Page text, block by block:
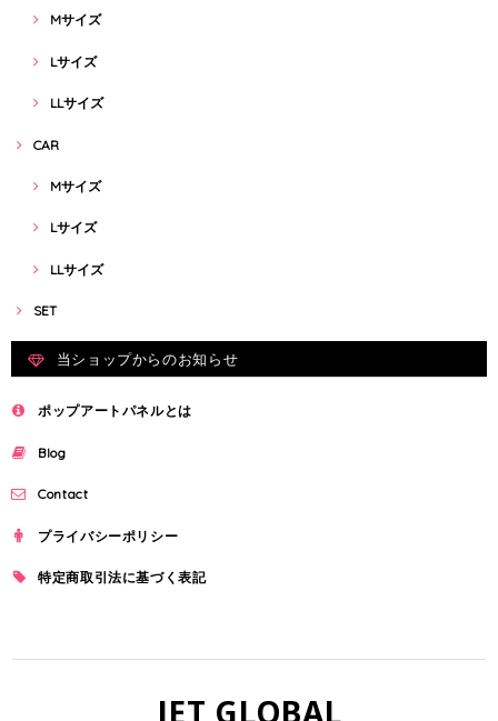
Mサイズ
Lサイズ
LLサイズ
CAR
Mサイズ
Lサイズ
LLサイズ
SET
当ショップからのお知らせ
ポップアートパネルとは
Blog
Contact
プライバシーポリシー
特定商取引法に基づく表記
JET GLOBAL